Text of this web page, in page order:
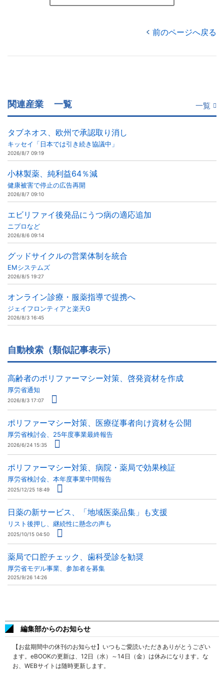
前のページへ戻る
関連産業 一覧 一覧
タブネオス、欧州で承認取り消し
キッセイ「日本では引き続き協議中」
2026/8/7 09:19
小林製薬、純利益64％減
健康被害で停止の広告再開
2026/8/7 09:10
エビリファイ後発品にうつ病の適応追加
ニプロなど
2026/8/6 09:14
グッドサイクルの営業体制を統合
EMシステムズ
2026/8/5 19:27
オンライン診療・服薬指導で提携へ
ジェイフロンティアと楽天G
2026/8/3 16:45
自動検索（類似記事表示）
高齢者のポリファーマシー対策、啓発資材を作成
厚労省通知
2026/8/3 17:07
ポリファーマシー対策、医療従事者向け資材を公開
厚労省検討会、25年度事業最終報告
2026/6/24 15:35
ポリファーマシー対策、病院・薬局で効果検証
厚労省検討会、本年度事業中間報告
2025/12/25 18:49
日薬の新サービス、「地域医薬品集」も支援
リスト後押し、継続性に懸念の声も
2025/10/15 04:50
薬局で口腔チェック、歯科受診を勧奨
厚労省モデル事業、参加者を募集
2025/9/26 14:26
編集部からのお知らせ
【お盆期間中の休刊のお知らせ】いつもご愛読いただきありがとうござい
ます。eBOOKの更新は、12日（水）～14日（金）は休みになります。な
お、WEBサイトは随時更新します。